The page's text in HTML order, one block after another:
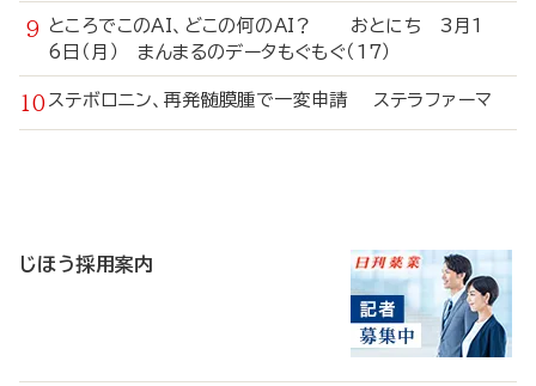
ところでこのAI、どこの何のAI？ おとにち 3月1
6日（月） まんまるのデータもぐもぐ（17）
ステボロニン、再発髄膜腫で一変申請 ステラファーマ
じほう採用案内